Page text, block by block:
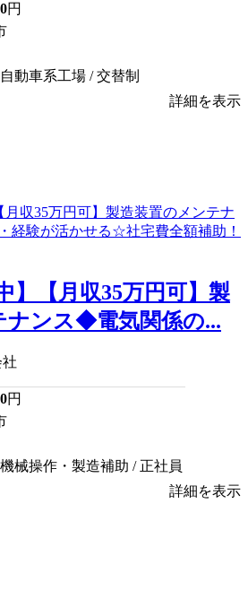
円
動車系工場 / 交替制
詳細を表示
】【月収35万円可】製
ナンス◆電気関係の...
円
械操作・製造補助 / 正社員
詳細を表示